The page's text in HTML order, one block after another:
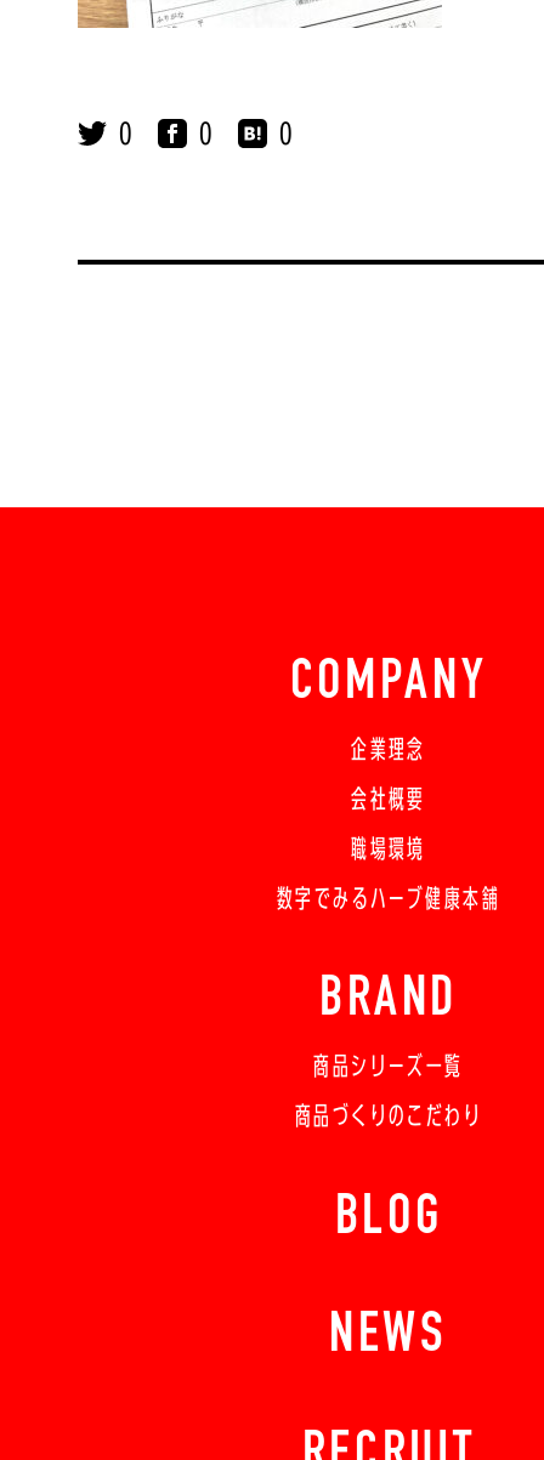
0 0 0
COMPANY
企業理念
会社概要
職場環境
数字でみるハーブ健康本舗
BRAND
商品シリーズ一覧
商品づくりのこだわり
BLOG
NEWS